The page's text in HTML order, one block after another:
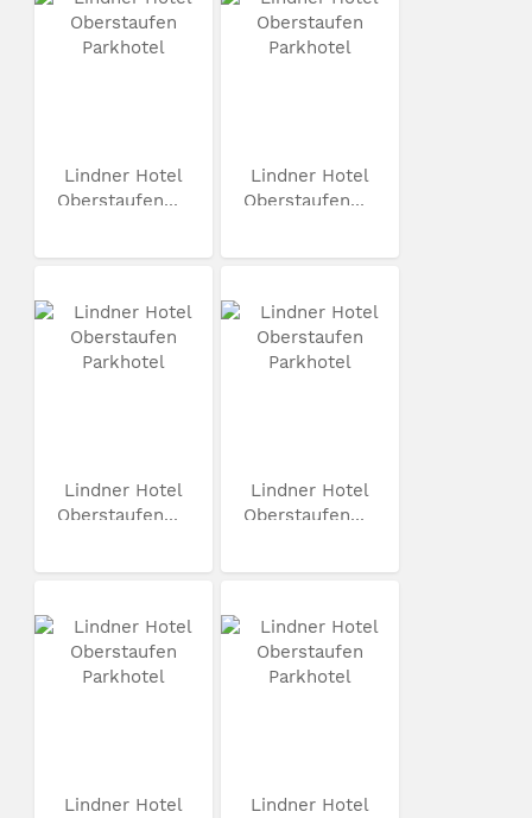
Lindner Hotel
Oberstaufen...
Lindner Hotel
Oberstaufen...
Lindner Hotel
Oberstaufen...
Lindner Hotel
Oberstaufen...
Lindner Hotel
Lindner Hotel